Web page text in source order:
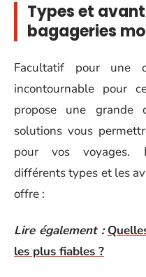
Types et
bagageries
Facultatif pour une
incontournable pour
propose une grande
solutions vous
pour vos voyages.
différents types et les
offre :
Lire également :
les plus fiables ?